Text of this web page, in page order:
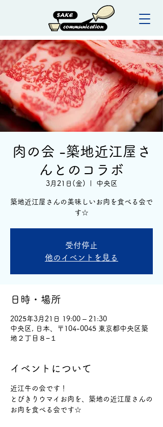
肉の会 -築地近江屋さ
んとのコラボ
3月21日(金) 中央区
築地近江屋さんの美味しいお肉を食べる会で
す☆
受付停止
他のイベントを見る
日時・場所
2025年3月21日 19:00 – 21:30
中央区, 日本、〒104-0045 東京都中央区築
地２丁目８−１
イベントについて
近江牛の会です！
とびきりウマイお肉を、築地の近江屋さんの
お肉を食べる会です☆